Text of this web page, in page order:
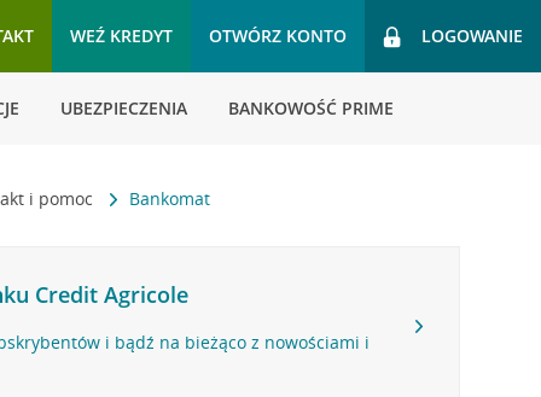
WEŹ KREDYT OTWÓRZ KONTO LOGOWANIE
UBEZPIECZENIA BANKOWOŚĆ PRIME
i pomoc Bankomat
Credit Agricole
i bądź na bieżąco z nowościami i